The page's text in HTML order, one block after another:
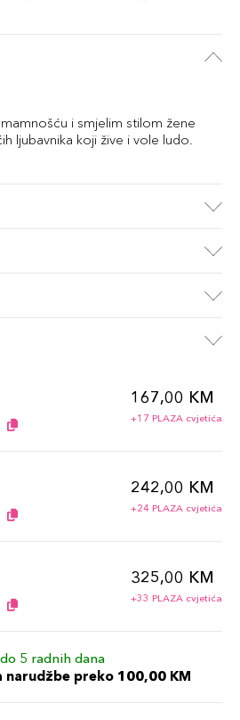
i smjelim stilom žene
ljubavnika koji žive i vole ludo.
167,00 KM
+17 PLAZA cvjetića
242,00 KM
+24 PLAZA cvjetića
325,00 KM
+33 PLAZA cvjetića
5 radnih dana
narudžbe preko 100,00 KM